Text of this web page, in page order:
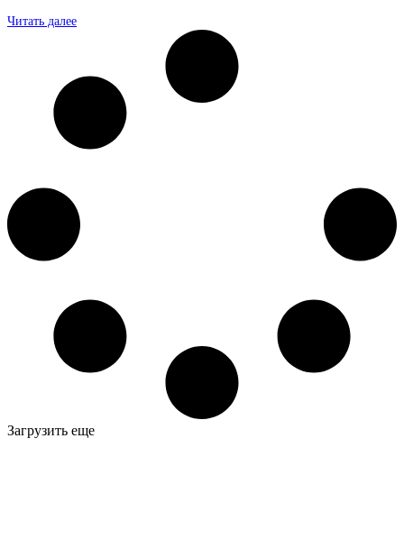
Читать далее
Загрузить еще